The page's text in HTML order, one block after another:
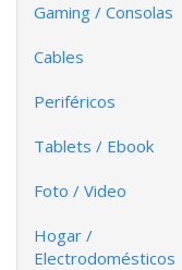
Gaming / Consolas
Cables
Periféricos
Tablets / Ebook
Foto / Video
Hogar /
Electrodomésticos